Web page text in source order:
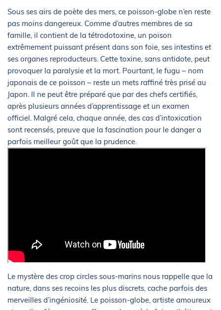
Sous ses airs de poète des mers, ce poisson-globe n’en reste
pas moins dangereux. Comme d’autres membres de sa
famille, il contient de la tétrodotoxine, un poison
extrêmement puissant présent dans son foie, ses intestins et
ses organes reproducteurs. Cette toxine, sans antidote, peut
provoquer la paralysie et la mort. Pourtant, le fugu – nom
japonais de ce poisson – reste un mets raffiné très prisé au
Japon. Il ne peut être préparé que par des chefs certifiés,
après plusieurs années d’apprentissage et un examen
officiel. Malgré cela, chaque année, des cas d’intoxication
sont recensés, preuve que la fascination pour le danger a
parfois meilleur goût que la prudence.
Le mystère des crop circles sous-marins nous rappelle que la
nature, dans ses recoins les plus discrets, cache parfois des
merveilles d’ingéniosité. Le poisson-globe, artiste amoureux